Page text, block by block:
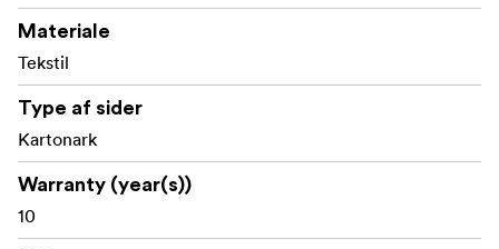
Materiale
Tekstil
Type af sider
Kartonark
Warranty (year(s))
10